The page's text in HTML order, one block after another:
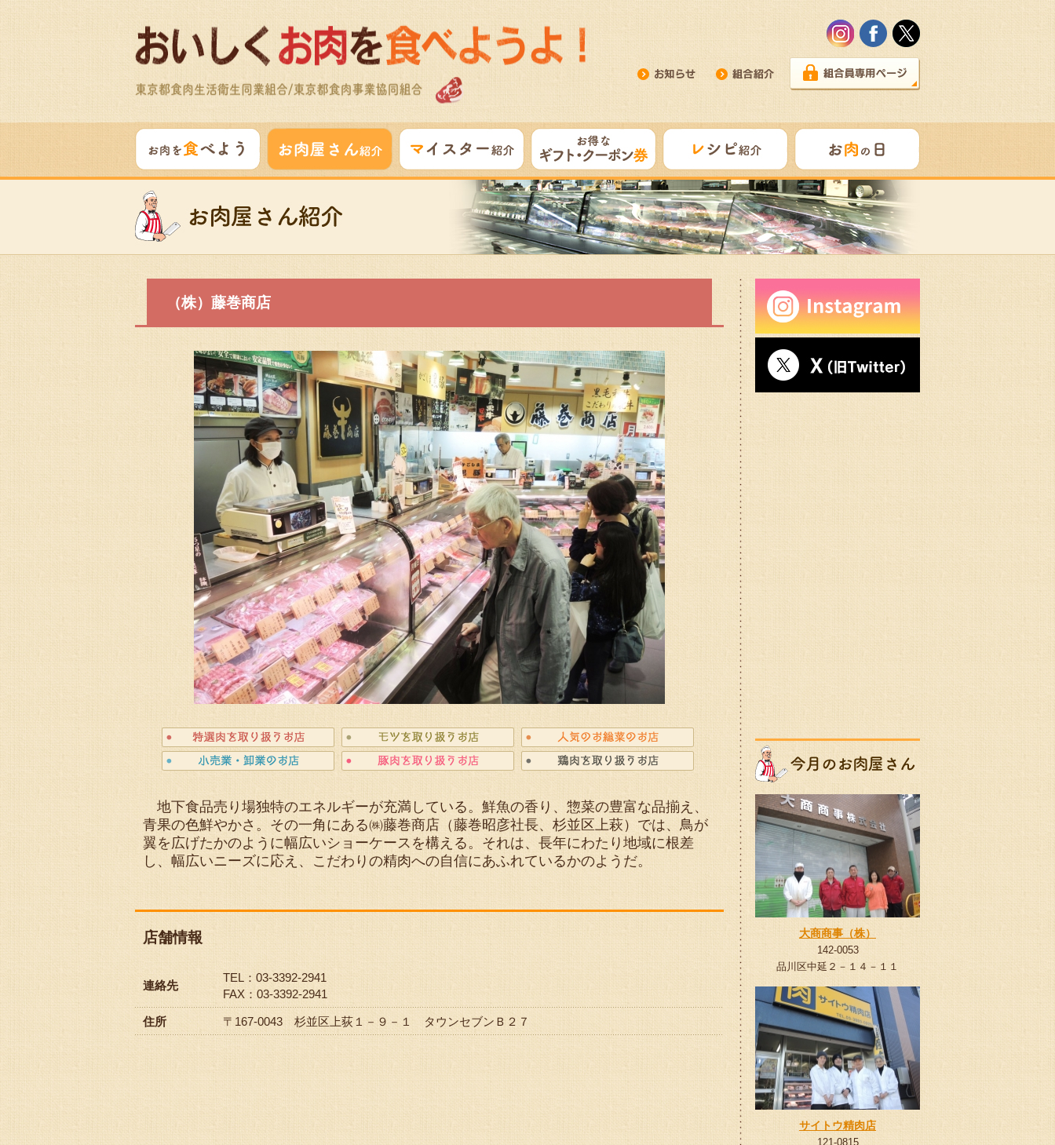
（株）藤巻商店
地下食品売り場独特のエネルギーが充満している。鮮魚の香り、惣菜の豊富な品揃え、
青果の色鮮やかさ。その一角にある㈱藤巻商店（藤巻昭彦社長、杉並区上萩）では、鳥が
翼を広げたかのように幅広いショーケースを構える。それは、長年にわたり地域に根差
し、幅広いニーズに応え、こだわりの精肉への自信にあふれているかのようだ。
店舗情報
連絡先
TEL：03-3392-2941
FAX：03-3392-2941
住所 〒167-0043 杉並区上荻１－９－１ タウンセブンＢ２７
大商商事（株）
142-0053
品川区中延２－１４－１１
サイトウ精肉店
121-0815